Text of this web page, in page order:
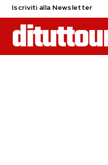
Iscriviti alla Newsletter